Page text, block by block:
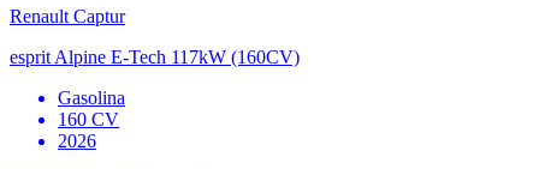
Renault Captur
esprit Alpine E-Tech 117kW (160CV)
Gasolina
160 CV
2026